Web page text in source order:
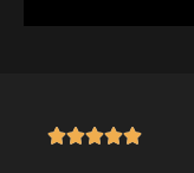
